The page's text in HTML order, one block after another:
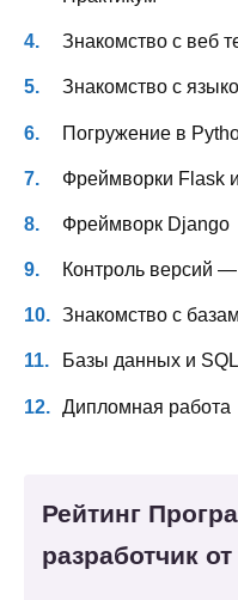
Знакомство с веб
Знакомство с
Погружение в
Фреймворки Flask
Фреймворк Django
Контроль версий —
Знакомство с
Базы данных и SQL
Дипломная работа
Рейтинг
разработчик